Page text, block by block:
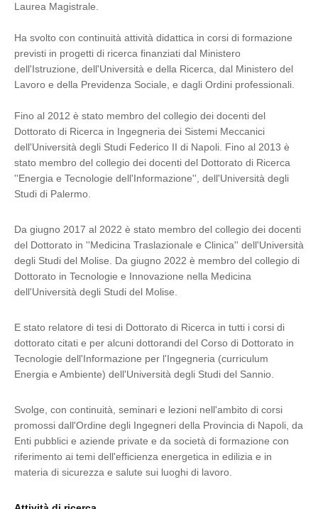
Laurea Magistrale.
Ha svolto con continuità attività didattica in corsi di formazione
previsti in progetti di ricerca finanziati dal Ministero
dell'Istruzione, dell'Università e della Ricerca, dal Ministero del
Lavoro e della Previdenza Sociale, e dagli Ordini professionali.
Fino al 2012 è stato membro del collegio dei docenti del
Dottorato di Ricerca in Ingegneria dei Sistemi Meccanici
dell'Università degli Studi Federico II di Napoli. Fino al 2013 è
stato membro del collegio dei docenti del Dottorato di Ricerca
''Energia e Tecnologie dell'Informazione'', dell'Università degli
Studi di Palermo.
Da giugno 2017 al 2022 è stato membro del collegio dei docenti
del Dottorato in ''Medicina Traslazionale e Clinica'' dell'Università
degli Studi del Molise. Da giugno 2022 è membro del collegio di
Dottorato in Tecnologie e Innovazione nella Medicina
dell'Università degli Studi del Molise.
E stato relatore di tesi di Dottorato di Ricerca in tutti i corsi di
dottorato citati e per alcuni dottorandi del Corso di Dottorato in
Tecnologie dell'Informazione per l'Ingegneria (curriculum
Energia e Ambiente) dell'Università degli Studi del Sannio.
Svolge, con continuità, seminari e lezioni nell'ambito di corsi
promossi dall'Ordine degli Ingegneri della Provincia di Napoli, da
Enti pubblici e aziende private e da società di formazione con
riferimento ai temi dell'efficienza energetica in edilizia e in
materia di sicurezza e salute sui luoghi di lavoro.